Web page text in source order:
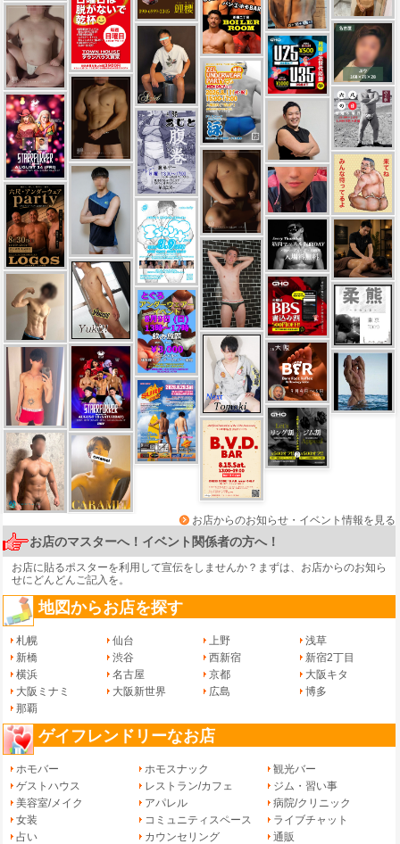
お店からのお知らせ・イベント情報を見る
お店のマスターへ！イベント関係者の方へ！
お店に貼るポスターを利用して宣伝をしませんか？まずは、 お店からのお知ら
せにどんどんご記入を。
地図からお店を探す
札幌 仙台 上野
浅草
新橋
渋谷 西新宿
新宿2丁目
横浜
名古屋 京都
大阪キタ
大阪ミナミ
大阪新世界 広島
博多
那覇
ゲイフレンドリーなお店
ホモバー ホモスナック
観光バー
ゲストハウス
レストラン/カフェ
ジム・習い事
美容室/メイク
アパレル
病院/クリニック
女装
コミュニティスペース
ライブチャット
占い
カウンセリング
通販